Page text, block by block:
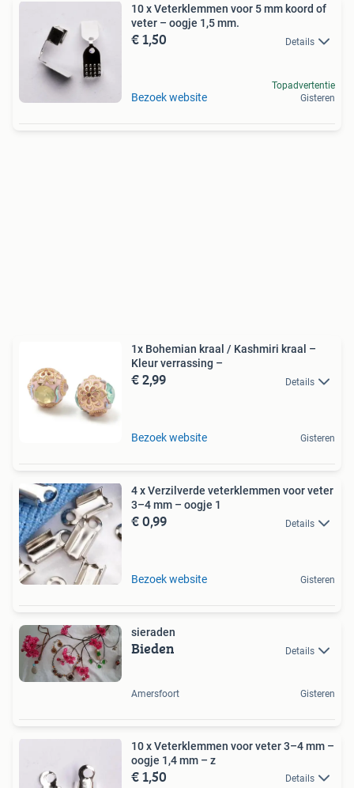
10 x Veterklemmen voor 5 mm koord of
veter – oogje 1,5 mm.
€ 1,50 Details
Bezoek website
Topadvertentie
Gisteren
1x Bohemian kraal / Kashmiri kraal –
Kleur verrassing –
€ 2,99 Details
Bezoek website Gisteren
4 x Verzilverde veterklemmen voor veter
3–4 mm – oogje 1
€ 0,99 Details
Bezoek website Gisteren
sieraden
Bieden Details
Amersfoort Gisteren
10 x Veterklemmen voor veter 3–4 mm –
oogje 1,4 mm – z
€ 1,50 Details